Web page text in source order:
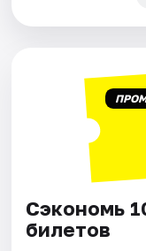
Сэкономь
билетов